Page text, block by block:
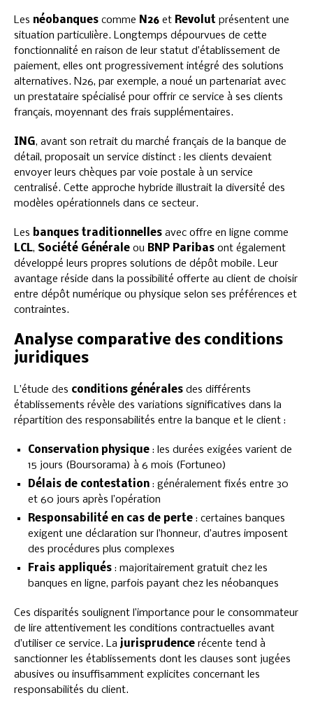
Les néobanques comme N26 et Revolut présentent une
situation particulière. Longtemps dépourvues de cette
fonctionnalité en raison de leur statut d’établissement de
paiement, elles ont progressivement intégré des solutions
alternatives. N26, par exemple, a noué un partenariat avec
un prestataire spécialisé pour offrir ce service à ses clients
français, moyennant des frais supplémentaires.
ING, avant son retrait du marché français de la banque de
détail, proposait un service distinct : les clients devaient
envoyer leurs chèques par voie postale à un service
centralisé. Cette approche hybride illustrait la diversité des
modèles opérationnels dans ce secteur.
Les banques traditionnelles avec offre en ligne comme
LCL, Société Générale ou BNP Paribas ont également
développé leurs propres solutions de dépôt mobile. Leur
avantage réside dans la possibilité offerte au client de choisir
entre dépôt numérique ou physique selon ses préférences et
contraintes.
Analyse comparative des conditions
juridiques
L’étude des conditions générales des différents
établissements révèle des variations significatives dans la
répartition des responsabilités entre la banque et le client :
Conservation physique : les durées exigées varient de
15 jours (Boursorama) à 6 mois (Fortuneo)
Délais de contestation : généralement fixés entre 30
et 60 jours après l’opération
Responsabilité en cas de perte : certaines banques
exigent une déclaration sur l’honneur, d’autres imposent
des procédures plus complexes
Frais appliqués : majoritairement gratuit chez les
banques en ligne, parfois payant chez les néobanques
Ces disparités soulignent l’importance pour le consommateur
de lire attentivement les conditions contractuelles avant
d’utiliser ce service. La jurisprudence récente tend à
sanctionner les établissements dont les clauses sont jugées
abusives ou insuffisamment explicites concernant les
responsabilités du client.